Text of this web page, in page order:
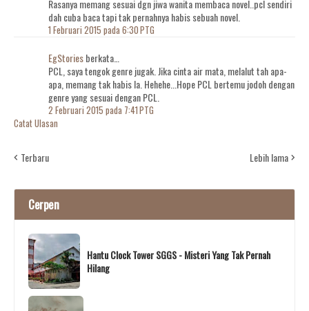
Rasanya memang sesuai dgn jiwa wanita membaca novel..pcl sendiri
dah cuba baca tapi tak pernahnya habis sebuah novel.
1 Februari 2015 pada 6:30 PTG
EgStoriesberkata…
PCL, saya tengok genre jugak. Jika cinta air mata, melalut tah apa-
apa, memang tak habis la. Hehehe...Hope PCL bertemu jodoh dengan
genre yang sesuai dengan PCL.
2 Februari 2015 pada 7:41 PTG
Catat Ulasan
Terbaru Lebih lama
Cerpen
Hantu Clock Tower SGGS - Misteri Yang Tak Pernah
Hilang